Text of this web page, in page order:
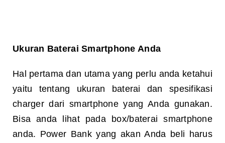
Ukuran Baterai Smartphone Anda
Hal pertama dan utama yang perlu anda ketahui
yaitu tentang ukuran baterai dan spesifikasi
charger dari smartphone yang Anda gunakan.
Bisa anda lihat pada box/baterai smartphone
anda. Power Bank yang akan Anda beli harus